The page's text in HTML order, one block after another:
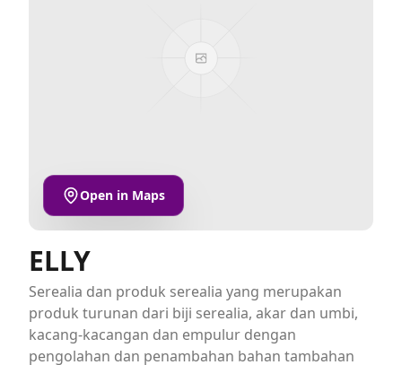
Open in Maps
ELLY
Serealia dan produk serealia yang merupakan
produk turunan dari biji serealia, akar dan umbi,
kacang-kacangan dan empulur dengan
pengolahan dan penambahan bahan tambahan